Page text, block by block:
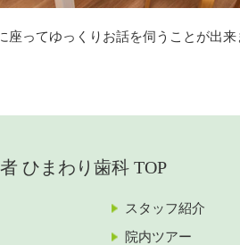
座ってゆっくりお話を伺うことが出来
ひまわり歯科 TOP
スタッフ紹介
院内ツアー